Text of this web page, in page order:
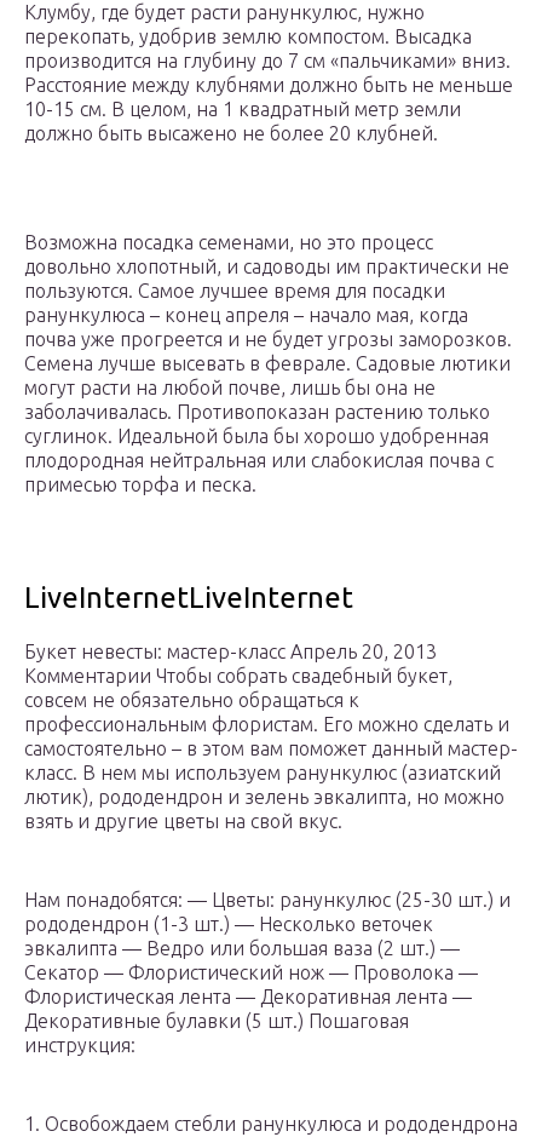
Клумбу, где будет расти ранункулюс, нужно
перекопать, удобрив землю компостом. Высадка
производится на глубину до 7 см «пальчиками» вниз.
Расстояние между клубнями должно быть не меньше
10-15 см. В целом, на 1 квадратный метр земли
должно быть высажено не более 20 клубней.
Возможна посадка семенами, но это процесс
довольно хлопотный, и садоводы им практически не
пользуются. Самое лучшее время для посадки
ранункулюса – конец апреля – начало мая, когда
почва уже прогреется и не будет угрозы заморозков.
Семена лучше высевать в феврале. Садовые лютики
могут расти на любой почве, лишь бы она не
заболачивалась. Противопоказан растению только
суглинок. Идеальной была бы хорошо удобренная
плодородная нейтральная или слабокислая почва с
примесью торфа и песка.
LiveInternetLiveInternet
Букет невесты: мастер-класс Апрель 20, 2013
Комментарии Чтобы собрать свадебный букет,
совсем не обязательно обращаться к
профессиональным флористам. Его можно сделать и
самостоятельно – в этом вам поможет данный мастер-
класс. В нем мы используем ранункулюс (азиатский
лютик), рододендрон и зелень эвкалипта, но можно
взять и другие цветы на свой вкус.
Нам понадобятся: — Цветы: ранункулюс (25-30 шт.) и
рододендрон (1-3 шт.) — Несколько веточек
эвкалипта — Ведро или большая ваза (2 шт.) —
Секатор — Флористический нож — Проволока —
Флористическая лента — Декоративная лента —
Декоративные булавки (5 шт.) Пошаговая
инструкция:
1. Освобождаем стебли ранункулюса и рододендрона